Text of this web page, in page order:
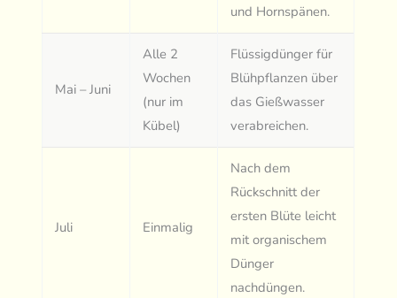
und Hornspänen.
Mai – Juni
Alle 2
Wochen
(nur im
Kübel)
Flüssigdünger für
Blühpflanzen über
das Gießwasser
verabreichen.
Juli Einmalig
Nach dem
Rückschnitt der
ersten Blüte leicht
mit organischem
Dünger
nachdüngen.